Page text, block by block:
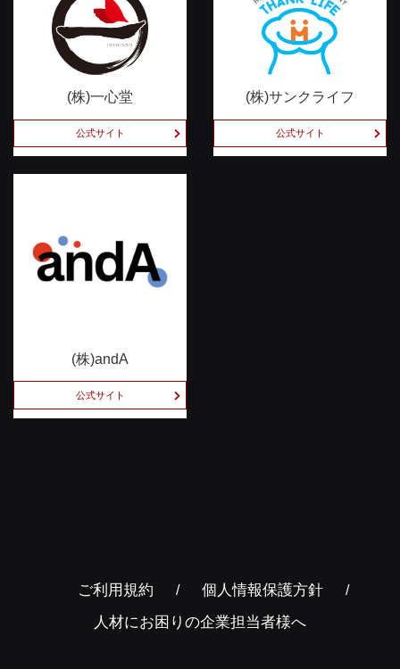
(株)一心堂
公式サイト
(株)サンクライフ
公式サイト
(株)andA
公式サイト
ご利用規約
個人情報保護方針
人材にお困りの企業担当者様へ